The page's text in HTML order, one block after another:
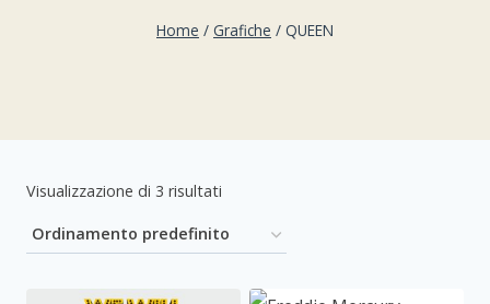
Home / Grafiche / QUEEN
Visualizzazione di 3 risultati